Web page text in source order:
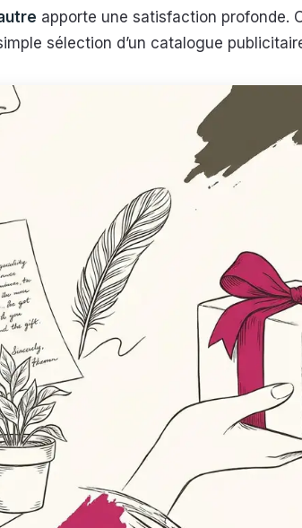
apporte une satisfaction profonde.
sélection d’un catalogue